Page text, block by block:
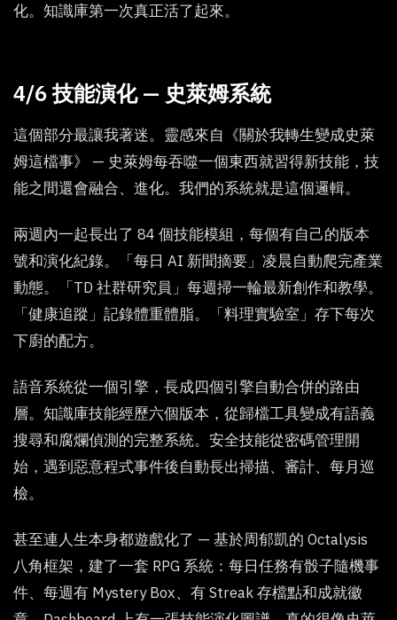
化。知識庫第一次真正活了起來。
4/6 技能演化 — 史萊姆系統
這個部分最讓我著迷。靈感來自《關於我轉生變成史萊
姆這檔事》 — 史萊姆每吞噬一個東西就習得新技能，技
能之間還會融合、進化。我們的系統就是這個邏輯。
兩週內一起長出了 84 個技能模組，每個有自己的版本
號和演化紀錄。「每日 AI 新聞摘要」凌晨自動爬完產業
動態。「TD 社群研究員」每週掃一輪最新創作和教學。
「健康追蹤」記錄體重體脂。「料理實驗室」存下每次
下廚的配方。
語音系統從一個引擎，長成四個引擎自動合併的路由
層。知識庫技能經歷六個版本，從歸檔工具變成有語義
搜尋和腐爛偵測的完整系統。安全技能從密碼管理開
始，遇到惡意程式事件後自動長出掃描、審計、每月巡
檢。
甚至連人生本身都遊戲化了 — 基於周郁凱的 Octalysis
八角框架，建了一套 RPG 系統：每日任務有骰子隨機事
件、每週有 Mystery Box、有 Streak 存檔點和成就徽